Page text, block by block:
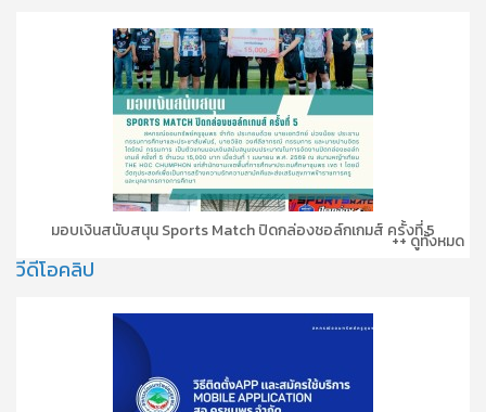
มอบเงินสนับสนุน Sports Match ปิดกล่องชอล์กเกมส์ ครั้งที่ 5
++ ดูทั้งหมด
วีดีโอคลิป